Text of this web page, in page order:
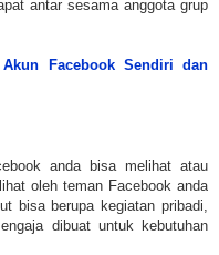
antar sesama anggota grup
Facebook Sendiri dan
anda bisa melihat atau
oleh teman Facebook anda
bisa berupa kegiatan pribadi,
dibuat untuk kebutuhan